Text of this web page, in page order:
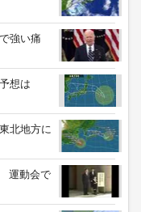
強い痛
予想は
北地方に
運動会で